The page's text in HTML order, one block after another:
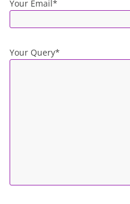
Your Email*
Your Query*